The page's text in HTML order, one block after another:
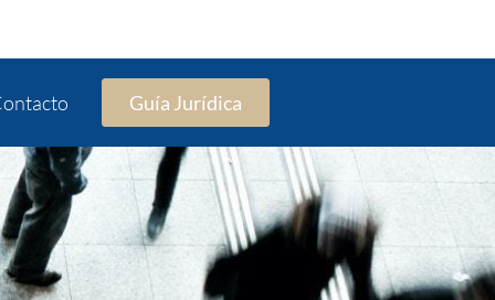
Guía Jurídica